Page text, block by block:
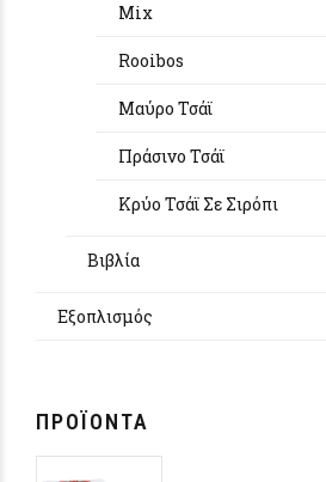
Mix
Rooibos
Μαύρο Τσάϊ
Πράσινο Τσάϊ
Κρύο Τσάϊ Σε Σιρόπι
Βιβλία
Εξοπλισμός
ΠΡΟΪΌΝΤΑ